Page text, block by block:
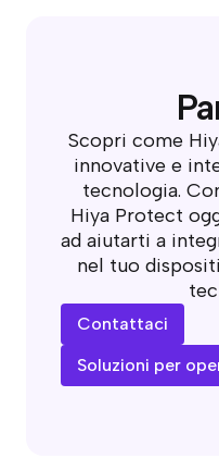
Scopri come
innovative e
tecnologia.
Hiya Protect
ad aiutarti a
nel tuo
Contattaci
Soluzioni per